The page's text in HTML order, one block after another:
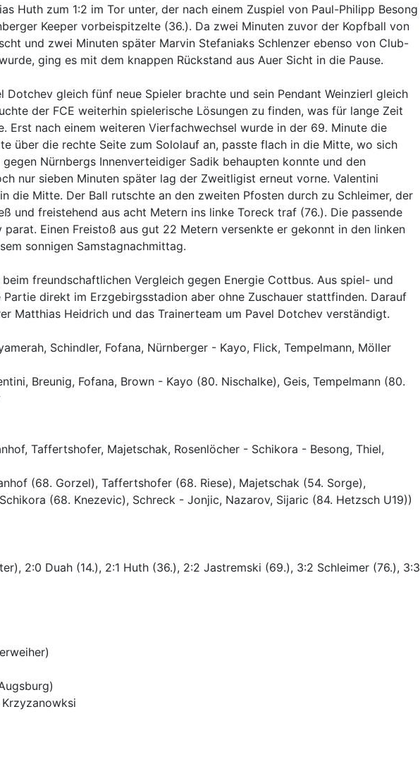
Huth zum 1:2 im Tor unter, der nach einem Zuspiel von Paul-Philipp Besong
Keeper vorbeispitzelte (36.). Da zwei Minuten zuvor der Kopfball von
und zwei Minuten später Marvin Stefaniaks Schlenzer ebenso von Club-
ging es mit dem knappen Rückstand aus Auer Sicht in die Pause.
Dotchev gleich fünf neue Spieler brachte und sein Pendant Weinzierl gleich
der FCE weiterhin spielerische Lösungen zu finden, was für lange Zeit
Erst nach einem weiteren Vierfachwechsel wurde in der 69. Minute die
über die rechte Seite zum Sololauf an, passte flach in die Mitte, wo sich
Nürnbergs Innenverteidiger Sadik behaupten konnte und den
nur sieben Minuten später lag der Zweitligist erneut vorne. Valentini
die Mitte. Der Ball rutschte an den zweiten Pfosten durch zu Schleimer, der
und freistehend aus acht Metern ins linke Toreck traf (76.). Die passende
Einen Freistoß aus gut 22 Metern versenkte er gekonnt in den linken
sonnigen Samstagnachmittag.
freundschaftlichen Vergleich gegen Energie Cottbus. Aus spiel- und
direkt im Erzgebirgsstadion aber ohne Zuschauer stattfinden. Darauf
Matthias Heidrich und das Trainerteam um Pavel Dotchev verständigt.
Schindler, Fofana, Nürnberger - Kayo, Flick, Tempelmann, Möller
Breunig, Fofana, Brown - Kayo (80. Nischalke), Geis, Tempelmann (80.
Taffertshofer, Majetschak, Rosenlöcher - Schikora - Besong, Thiel,
(68. Gorzel), Taffertshofer (68. Riese), Majetschak (54. Sorge),
(68. Knezevic), Schreck - Jonjic, Nazarov, Sijaric (84. Hetzsch U19))
2:0 Duah (14.), 2:1 Huth (36.), 2:2 Jastremski (69.), 3:2 Schleimer (76.), 3:3